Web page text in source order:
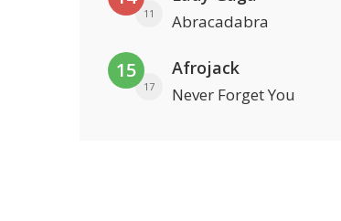
11 Abracadabra
15
17
Afrojack
Never Forget You